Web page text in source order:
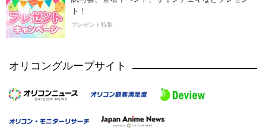
ト！
プレゼント特集
オリコングループサイト